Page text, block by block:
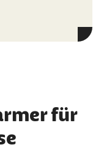
für